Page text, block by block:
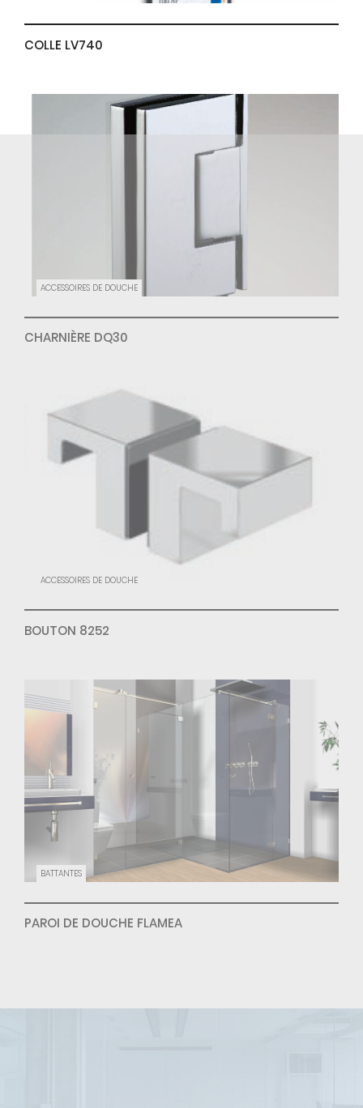
COLLE LV740
ACCESSOIRES DE DOUCHE
CHARNIÈRE DQ30
ACCESSOIRES DE DOUCHE
BOUTON 8252
BATTANTES
PAROI DE DOUCHE FLAMEA